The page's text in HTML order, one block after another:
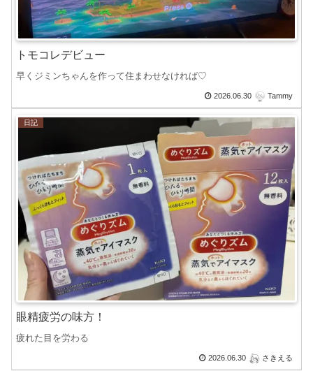
トモコレデビュー
早くジミンちゃんを作って住まわせなければ♡
2026.06.30 Tammy
日記
眼精疲労の味方！
疲れた目を労わる
2026.06.30 さきえる